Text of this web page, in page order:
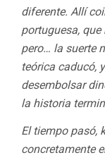
diferente. Allí
portuguesa,
pero… la suerte
teórica caducó,
desembolsar
la historia
El tiempo pasó,
concretamente